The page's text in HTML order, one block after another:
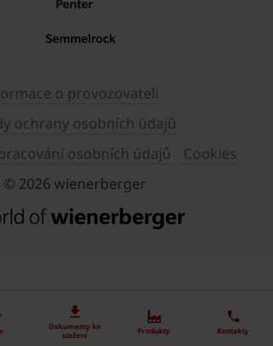
Dokumenty ke
stažení
Produkty Kontakty
o provozovateli
ochrany osobních údajů
osobních údajů
Cookies
© 2026 wienerberger